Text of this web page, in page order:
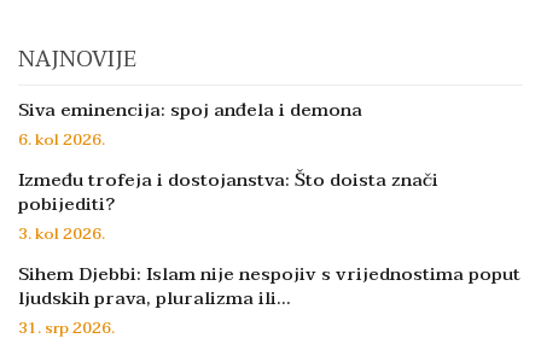
NAJNOVIJE
Siva eminencija: spoj anđela i demona
6. kol 2026.
Između trofeja i dostojanstva: Što doista znači
pobijediti?
3. kol 2026.
Sihem Djebbi: Islam nije nespojiv s vrijednostima poput
ljudskih prava, pluralizma ili…
31. srp 2026.